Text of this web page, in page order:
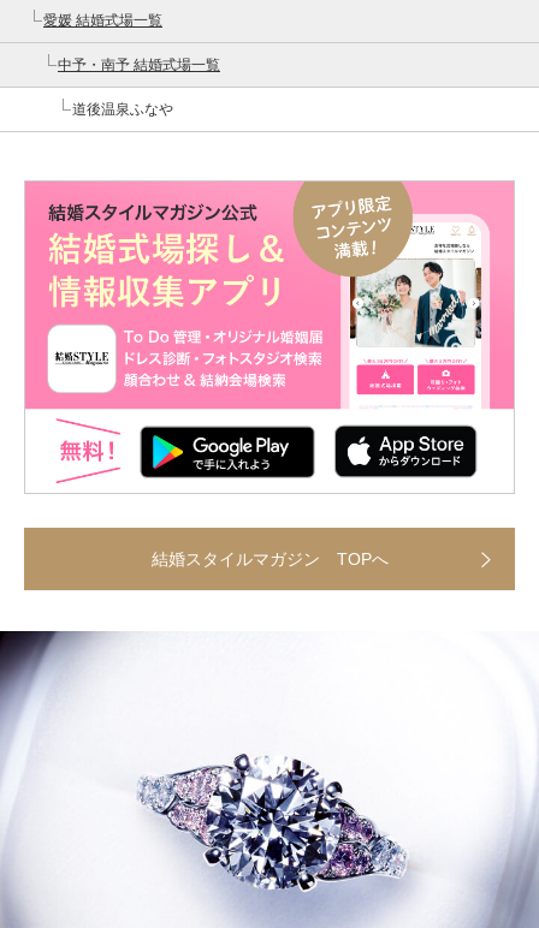
愛媛 結婚式場一覧
中予・南予 結婚式場一覧
道後温泉ふなや
結婚スタイルマガジン TOPへ